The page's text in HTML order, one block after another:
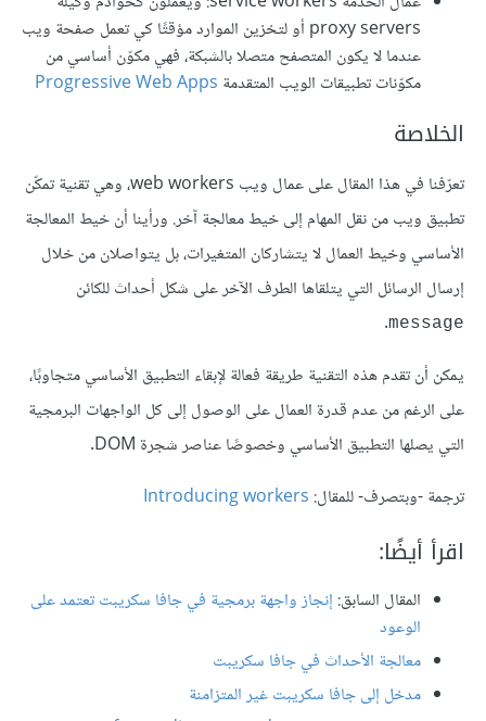
proxy servers أو لتخزين الموارد مؤقتًا كي تعمل صفحة ويب
عندما لا يكون المتصفح متصلا بالشبكة، فهي مكوّن أساسي من
مكوّنات تطبيقات الويب المتقدمة Progressive Web Apps
الخلاصة
تعرّفنا في هذا المقال على عمال ويب web workers، وهي تقنية تمكّن
تطبيق ويب من نقل المهام إلى خيط معالجة آخر. ورأينا أن خيط المعالجة
اﻷساسي وخيط العمال لا يتشاركان المتغيرات، بل يتواصلان من خلال
إرسال الرسائل التي يتلقاها الطرف اﻵخر على شكل أحداث للكائن
message
.
يمكن أن تقدم هذه التقنية طريقة فعالة ﻹبقاء التطبيق اﻷساسي متجاوبًا،
على الرغم من عدم قدرة العمال على الوصول إلى كل الواجهات البرمجية
التي يصلها التطبيق اﻷساسي وخصوصًا عناصر شجرة DOM.
ترجمة -وبتصرف- للمقال: Introducing workers
اقرأ أيضًا:
المقال السابق: إنجاز واجهة برمجية في جافا سكريبت تعتمد على
الوعود
معالجة الأحداث في جافا سكريبت
مدخل إلى جافا سكريبت غير المتزامنة